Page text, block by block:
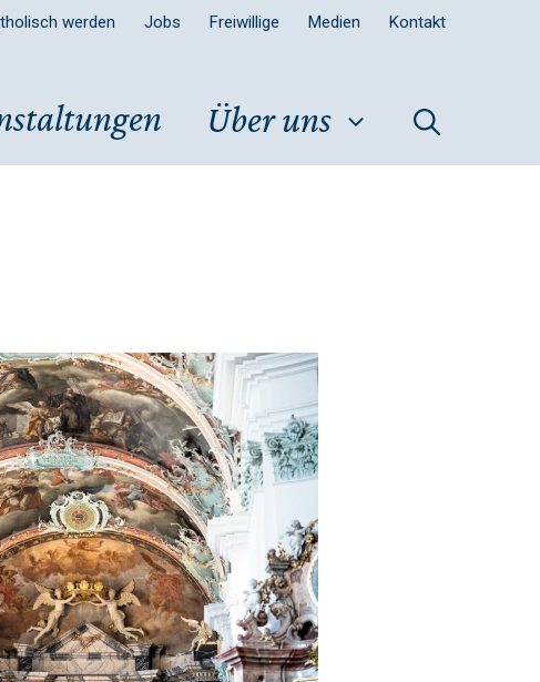
werden Jobs Freiwillige Medien Kontakt
Über uns